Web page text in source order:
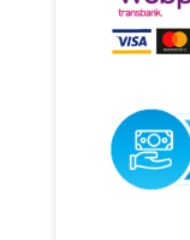
Abierto
cantidad